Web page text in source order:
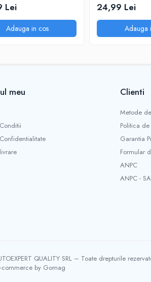
Flanse, Rezistent -50°C
Uscare 25 Minute,
Lei
Adauga in cos
– luciu și protecție
24,99 Lei
Adauga
meu Clienti
Metode
Politica de
Garantia
Formular
ANPC
ANPC -
QUALITY SRL – Toate drepturile
commerce by Gomag